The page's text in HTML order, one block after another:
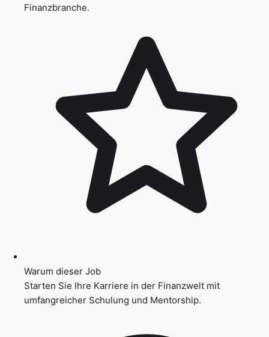
Finanzbranche.
Warum dieser Job
Starten Sie Ihre Karriere in der Finanzwelt mit
umfangreicher Schulung und Mentorship.